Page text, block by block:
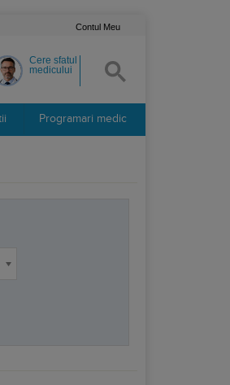
Contul Meu
Cere sfatul
medicului
Programari medic